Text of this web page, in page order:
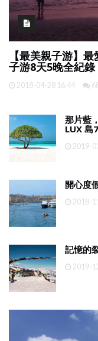
【最美親子游】
子游8天5晚全紀錄
2018-04-28 16:44
那片藍
LUX 島
2019-
開心度
2018-
記憶的
2019-